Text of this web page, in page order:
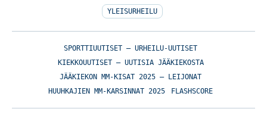
YLEISURHEILU
SPORTTIUUTISET – URHEILU-UUTISET
KIEKKOUUTISET – UUTISIA JÄÄKIEKOSTA
JÄÄKIEKON MM-KISAT 2025 – LEIJONAT
HUUHKAJIEN MM-KARSINNAT 2025
FLASHSCORE